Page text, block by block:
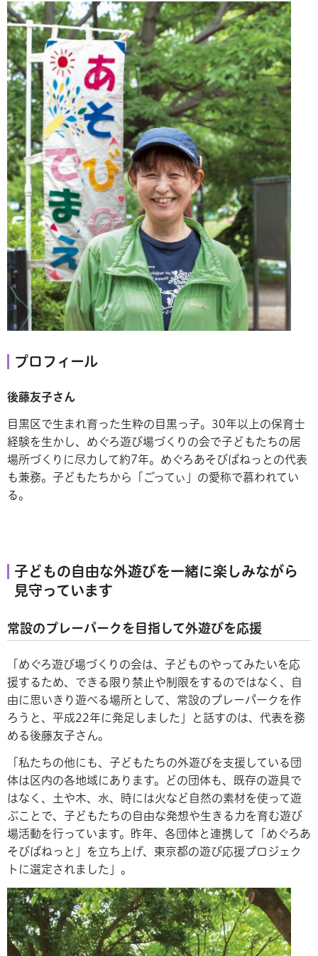
プロフィール
後藤友子さん
目黒区で生まれ育った生粋の目黒っ子。30年以上の保育士
経験を生かし、めぐろ遊び場づくりの会で子どもたちの居
場所づくりに尽力して約7年。めぐろあそびばねっとの代表
も兼務。子どもたちから「ごってぃ」の愛称で慕われてい
る。
子どもの自由な外遊びを一緒に楽しみながら
見守っています
常設のプレーパークを目指して外遊びを応援
「めぐろ遊び場づくりの会は、子どものやってみたいを応
援するため、できる限り禁止や制限をするのではなく、自
由に思いきり遊べる場所として、常設のプレーパークを作
ろうと、平成22年に発足しました」と話すのは、代表を務
める後藤友子さん。
「私たちの他にも、子どもたちの外遊びを支援している団
体は区内の各地域にあります。どの団体も、既存の遊具で
はなく、土や木、水、時には火など自然の素材を使って遊
ぶことで、子どもたちの自由な発想や生きる力を育む遊び
場活動を行っています。昨年、各団体と連携して「めぐろあ
そびばねっと」を立ち上げ、東京都の遊び応援プロジェク
トに選定されました」。